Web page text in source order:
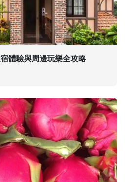
體驗與周邊玩樂全攻略